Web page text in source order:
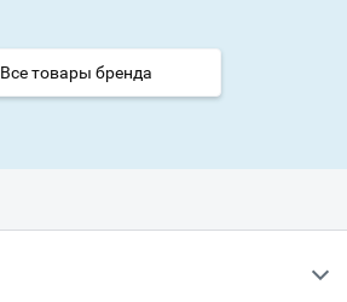
Все товары бренда